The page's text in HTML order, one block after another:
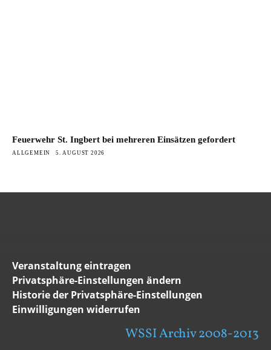
Feuerwehr St. Ingbert bei mehreren Einsätzen gefordert
ALLGEMEIN 5. AUGUST 2026
Veranstaltung eintragen
Privatsphäre-Einstellungen ändern
Historie der Privatsphäre-Einstellungen
Einwilligungen widerrufen
WSSI Archiv 2008-2013